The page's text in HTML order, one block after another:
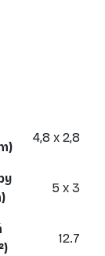
4,8 x 2,8
5 x 3
12.7